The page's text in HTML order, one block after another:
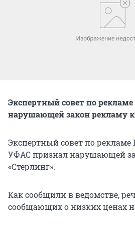
Экспертный совет по
нарушающей закон рекламу
Экспертный совет по рекламе
УФАС признал нарушающей
«Стерлинг».
Как сообщили в ведомстве,
сообщающих о низких ценах